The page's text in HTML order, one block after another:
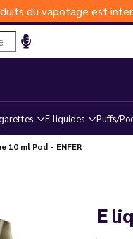
du vapotage est
E-liquides Puffs/
10 ml Pod - ENFER
E